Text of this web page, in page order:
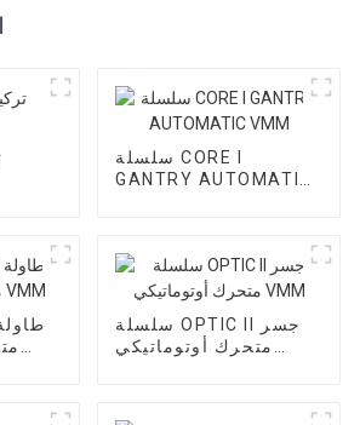
سلسلة CORE I
GANTRY AUTOMATIC
سلسلة OPTIC II جسر
متحرك أوتوماتيكي